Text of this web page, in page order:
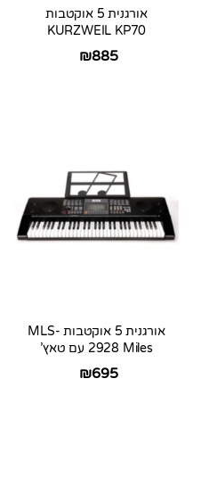
אורגנית 5 אוקטבות
KURZWEIL KP70
₪885
אורגנית 5 אוקטבות MLS-
2928 Miles עם טאץ’
₪695